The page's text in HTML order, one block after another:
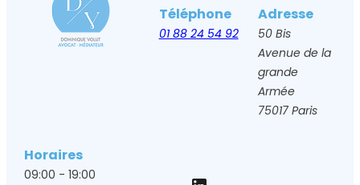
Téléphone
01 88 24 54 92
Adresse
50 Bis
Avenue de la
grande
Armée
75017 Paris
Horaires
09:00 - 19:00